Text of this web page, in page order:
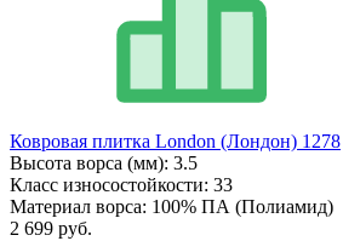
Ковровая плитка London (Лондон) 1278
Высота ворса (мм): 3.5
Класс износостойкости: 33
Материал ворса: 100% ПА (Полиамид)
2 699 руб.